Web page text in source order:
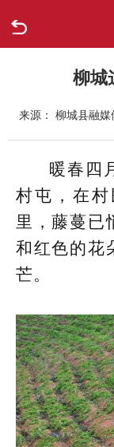
新闻中心
政府信息公开
网上办事
互动回应
柳城
来源： 柳城县融媒
暖春四
村屯，在
里，藤蔓已
和红色的花
芒。